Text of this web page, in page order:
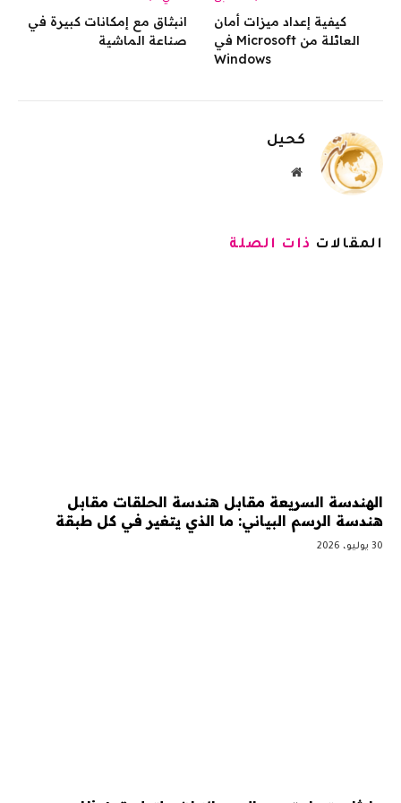
كيفية إعداد ميزات أمان
العائلة من Microsoft في
Windows
انبثاق مع إمكانات كبيرة في
صناعة الماشية
كحيل
موقع
المقالات ذات الصلة
الهندسة السريعة مقابل هندسة الحلقات مقابل
هندسة الرسم البياني: ما الذي يتغير في كل طبقة
30 يوليو، 2026